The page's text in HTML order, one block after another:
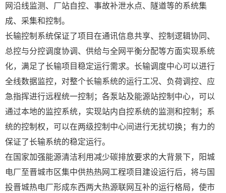
网沿线监测、厂站自控、事故补泄水点、隧道等的系统集
成、采集和控制。
长输控制系统保证了项目在通讯信息共享、控制逻辑协同、
总控与分控调度协调、供给与全网平衡分配等方面实现系统
化，满足了长输项目稳定运行需求。长输调度中心可以进行
全线数据监控，对整个长输系统的运行工况、负荷调控、应
急指挥进行远程统一控制；各泵站及能源站控制中心，可以
通过本地的监控系统，实现站内自控系统的监测和控制；系
统的控制权，可以在两级控制中心间进行无扰切换；有力的
保证了长输系统的稳定运行。
在国家加强能源清洁利用减少碳排放要求的大背景下，阳城
电厂至晋城市区集中供热热网工程项目建设运行后，将与国
投晋城热电厂形成东西两大热源联网互补的运行格局，使市